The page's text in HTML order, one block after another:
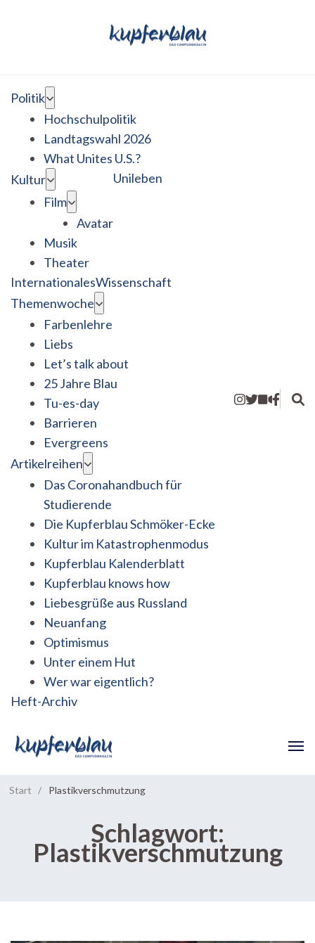
Politik
Hochschulpolitik
Landtagswahl 2026
What Unites U.S.?
Kultur
Film
Avatar
Musik
Theater
Unileben
InternationalesWissenschaft
Themenwoche
Farbenlehre
Liebs
Let’s talk about
25 Jahre Blau
Tu-es-day
Barrieren
Evergreens
Artikelreihen
Das Coronahandbuch für
Studierende
Die Kupferblau Schmöker-Ecke
Kultur im Katastrophenmodus
Kupferblau Kalenderblatt
Kupferblau knows how
Liebesgrüße aus Russland
Neuanfang
Optimismus
Unter einem Hut
Wer war eigentlich?
Heft-Archiv
Start / Plastikverschmutzung
Schlagwort:
Plastikverschmutzung